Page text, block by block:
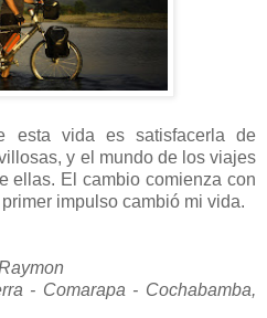
esta vida es satisfacerla de
y el mundo de los viajes
ellas. El cambio comienza con
impulso cambió mi vida.
- Comarapa - Cochabamba,